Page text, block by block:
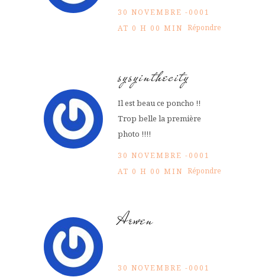
30 NOVEMBRE -0001
AT 0 H 00 MIN Répondre
sysyinthecity
Il est beau ce poncho !!
Trop belle la première
photo !!!!
30 NOVEMBRE -0001
AT 0 H 00 MIN Répondre
Arwen
30 NOVEMBRE -0001